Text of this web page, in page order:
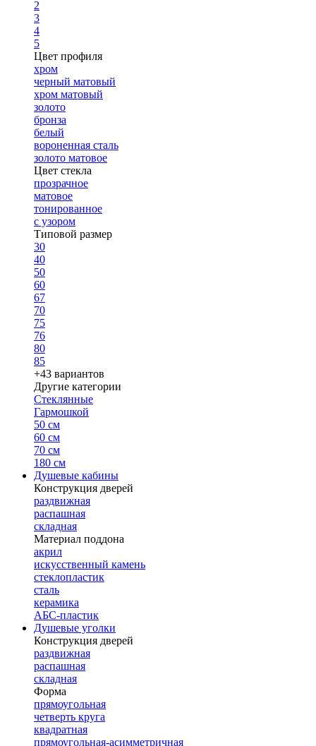
2
3
4
5
Цвет профиля
хром
черный матовый
хром матовый
золото
бронза
белый
вороненная сталь
золото матовое
Цвет стекла
прозрачное
матовое
тонированное
с узором
Типовой размер
30
40
50
60
67
70
75
76
80
85
+43 вариантов
Другие категории
Стеклянные
Гармошкой
50 см
60 см
70 см
180 см
Душевые кабины
Конструкция дверей
раздвижная
распашная
складная
Материал поддона
акрил
искусственный камень
стеклопластик
сталь
керамика
АБС-пластик
Душевые уголки
Конструкция дверей
раздвижная
распашная
складная
Форма
прямоугольная
четверть круга
квадратная
прямоугольная-асимметричная